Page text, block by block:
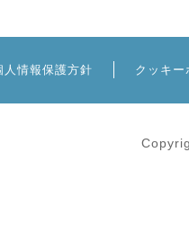
人情報保護方針 クッキー